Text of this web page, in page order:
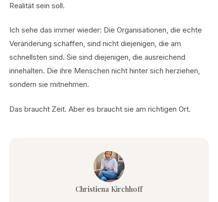
Realität sein soll.
Ich sehe das immer wieder: Die Organisationen, die echte
Veränderung schaffen, sind nicht diejenigen, die am
schnellsten sind. Sie sind diejenigen, die ausreichend
innehalten. Die ihre Menschen nicht hinter sich herziehen,
sondern sie mitnehmen.
Das braucht Zeit. Aber es braucht sie am richtigen Ort.
Christiena Kirchhoff